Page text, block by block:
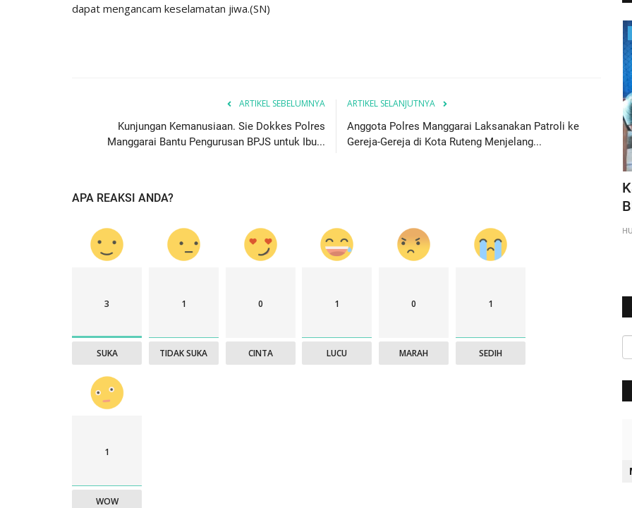
dapat mengancam keselamatan jiwa.(SN)
ARTIKEL SEBELUMNYA
Kunjungan Kemanusiaan. Sie Dokkes Polres
Manggarai Bantu Pengurusan BPJS untuk Ibu...
ARTIKEL SELANJUTNYA
Anggota Polres Manggarai Laksanakan Patroli ke
Gereja-Gereja di Kota Ruteng Menjelang...
APA REAKSI ANDA?
3
SUKA
1
TIDAK SUKA
0
CINTA
1
LUCU
0
MARAH
1
SEDIH
1
WOW
Polres Manggarai Tetapkan...
HUMAS MANGGARAI 2126
Amankan...
HUMAS MANGGARAI Mar 24, 2024